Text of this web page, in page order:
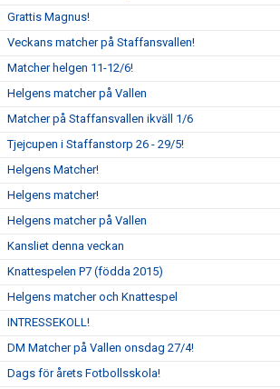
Grattis Magnus!
Veckans matcher på Staffansvallen!
Matcher helgen 11-12/6!
Helgens matcher på Vallen
Matcher på Staffansvallen ikväll 1/6
Tjejcupen i Staffanstorp 26 - 29/5!
Helgens Matcher!
Helgens matcher!
Helgens matcher på Vallen
Kansliet denna veckan
Knattespelen P7 (födda 2015)
Helgens matcher och Knattespel
INTRESSEKOLL!
DM Matcher på Vallen onsdag 27/4!
Dags för årets Fotbollsskola!